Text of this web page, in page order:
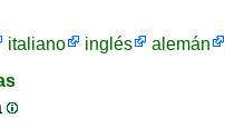
italiano inglés alemán